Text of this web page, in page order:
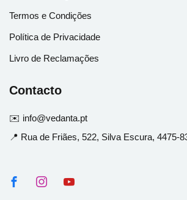
Termos e Condições
Política de Privacidade
Livro de Reclamações
Contacto
✉️ info@vedanta.pt
📍 Rua de Friães, 522, Silva Escura, 4475-